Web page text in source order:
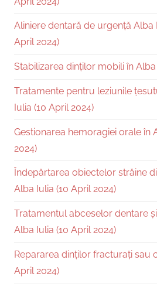
Aliniere dentară de urgență Alba
April 2024)
Stabilizarea dinților mobili în Alba
Tratamente pentru leziunile
Iulia (10 April 2024)
Gestionarea hemoragiei orale în
2024)
Îndepărtarea obiectelor străine
Alba Iulia (10 April 2024)
Tratamentul abceselor dentare
Alba Iulia (10 April 2024)
Repararea dinților fracturați sau
April 2024)